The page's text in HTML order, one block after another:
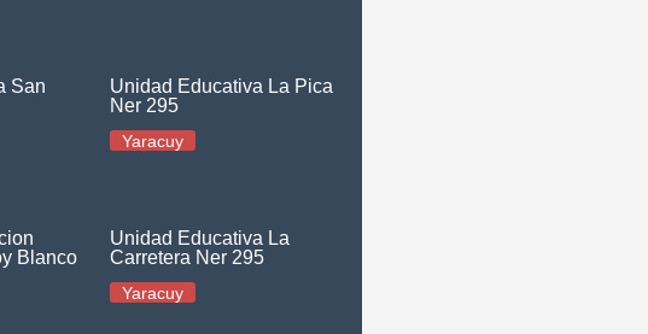
San
Unidad Educativa La Pica
Ner 295
Yaracuy
Blanco
Unidad Educativa La
Carretera Ner 295
Yaracuy